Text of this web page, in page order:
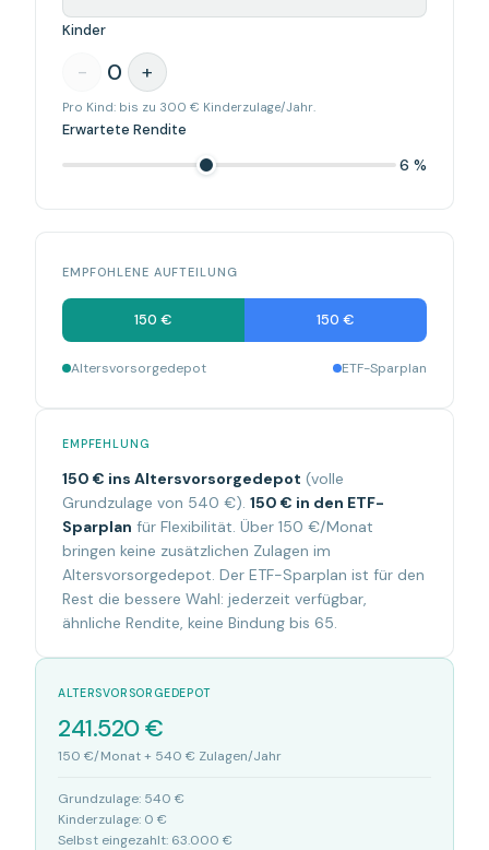
Kinder
- 0 +
Pro Kind: bis zu 300 € Kinderzulage/Jahr.
Erwartete Rendite
6 %
EMPFOHLENE AUFTEILUNG
150 € 150 €
Altersvorsorgedepot ETF-Sparplan
EMPFEHLUNG
150 € ins Altersvorsorgedepot (volle
Grundzulage von 540 €). 150 € in den ETF-
Sparplan für Flexibilität. Über 150 €/Monat
bringen keine zusätzlichen Zulagen im
Altersvorsorgedepot. Der ETF-Sparplan ist für den
Rest die bessere Wahl: jederzeit verfügbar,
ähnliche Rendite, keine Bindung bis 65.
ALTERSVORSORGEDEPOT
241.520 €
150 €/Monat + 540 € Zulagen/Jahr
Grundzulage: 540 €
Kinderzulage: 0 €
Selbst eingezahlt: 63.000 €